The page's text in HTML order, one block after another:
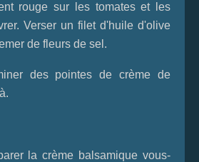
rouge sur les tomates et les
Verser un filet d'huile d'olive
de fleurs de sel.
des pointes de crème de
la crème balsamique vous-